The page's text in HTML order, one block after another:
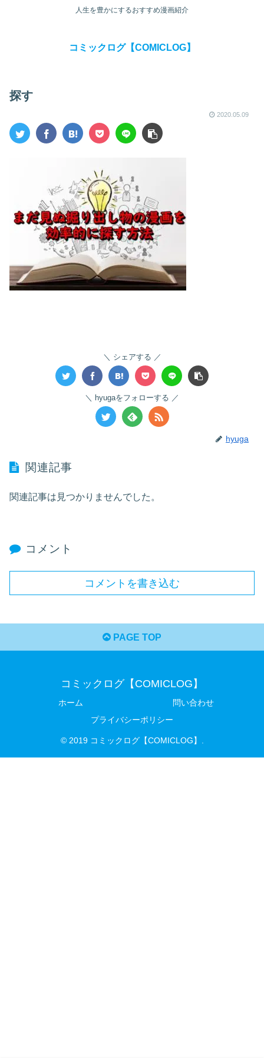
人生を豊かにするおすすめ漫画紹介
コミックログ【COMICLOG】
探す
2020.05.09
シェアする
hyugaをフォローする
hyuga
関連記事
関連記事は見つかりませんでした。
コメント
コメントを書き込む
PAGE TOP
コミックログ【COMICLOG】
ホーム
問い合わせ
プライバシーポリシー
© 2019 コミックログ【COMICLOG】.